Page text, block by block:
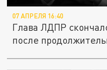
07 АПРЕЛЯ 16:40
Глава ЛДПР
после